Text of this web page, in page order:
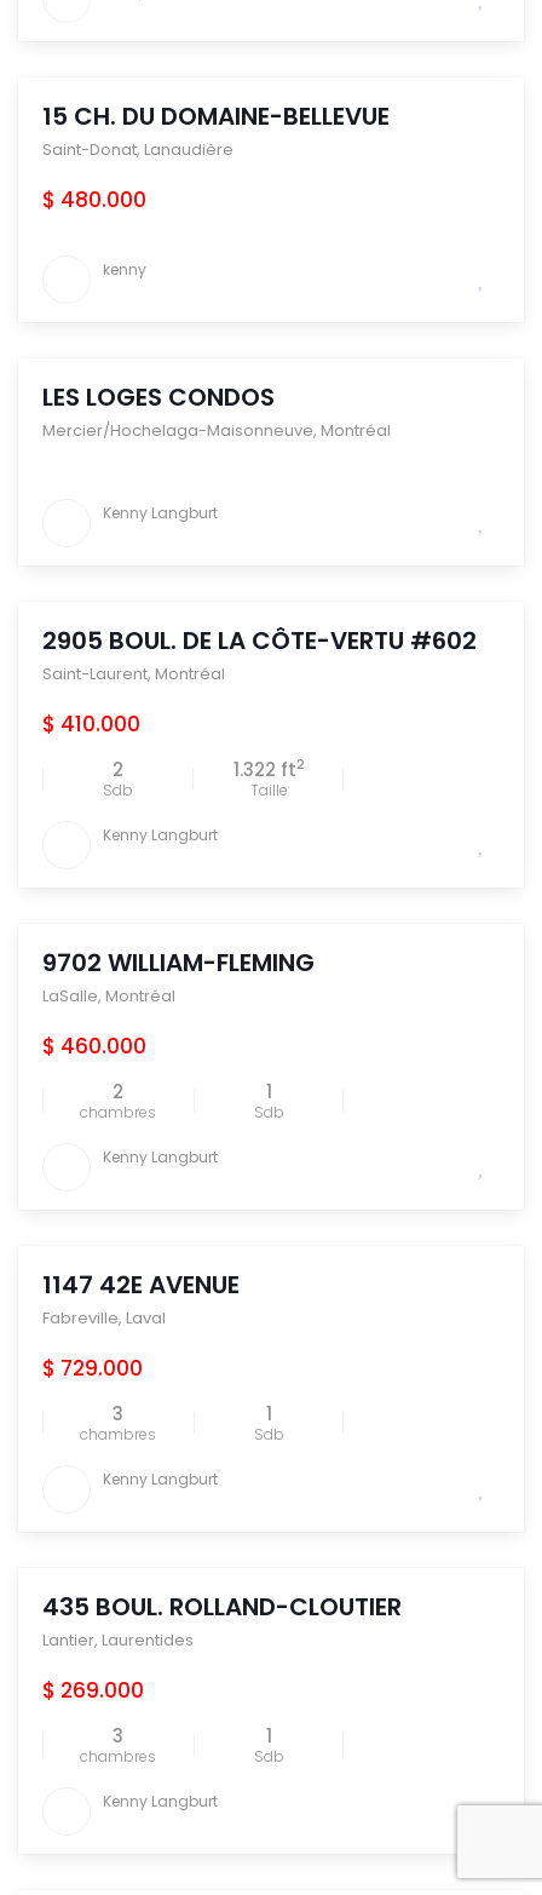
15 CH. DU DOMAINE-BELLEVUE
Saint-Donat, Lanaudière
$ 480.000
kenny
LES LOGES CONDOS
Mercier/Hochelaga-Maisonneuve, Montréal
Kenny Langburt
2905 BOUL. DE LA CÔTE-VERTU #602
Saint-Laurent, Montréal
$ 410.000
2
Sdb
1.322 ft2
Taille
Kenny Langburt
9702 WILLIAM-FLEMING
LaSalle, Montréal
$ 460.000
2
chambres
1
Sdb
Kenny Langburt
1147 42E AVENUE
Fabreville, Laval
$ 729.000
3
chambres
1
Sdb
Kenny Langburt
435 BOUL. ROLLAND-CLOUTIER
Lantier, Laurentides
$ 269.000
3
chambres
1
Sdb
Kenny Langburt